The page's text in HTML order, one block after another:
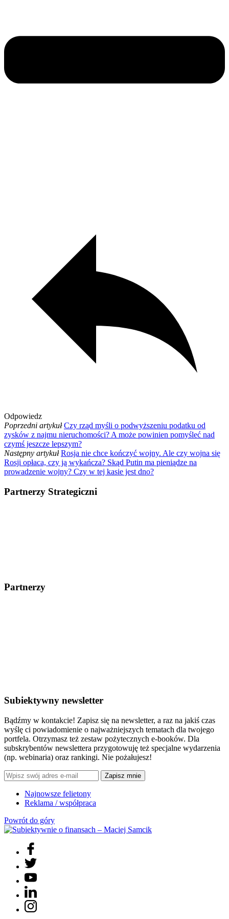
Odpowiedz
Poprzedni artykuł Czy rząd myśli o podwyższeniu podatku od
zysków z najmu nieruchomości? A może powinien pomyśleć nad
czymś jeszcze lepszym?
Następny artykuł Rosja nie chce kończyć wojny. Ale czy wojna się
Rosji opłaca, czy ją wykańcza? Skąd Putin ma pieniądze na
prowadzenie wojny? Czy w tej kasie jest dno?
Partnerzy Strategiczni
Partnerzy
Subiektywny newsletter
Bądźmy w kontakcie! Zapisz się na newsletter, a raz na jakiś czas
wyślę ci powiadomienie o najważniejszych tematach dla twojego
portfela. Otrzymasz też zestaw pożytecznych e-booków. Dla
subskrybentów newslettera przygotowuję też specjalne wydarzenia
(np. webinaria) oraz rankingi. Nie pożałujesz!
Zapisz mnie
Najnowsze felietony
Reklama / współpraca
Powrót do góry